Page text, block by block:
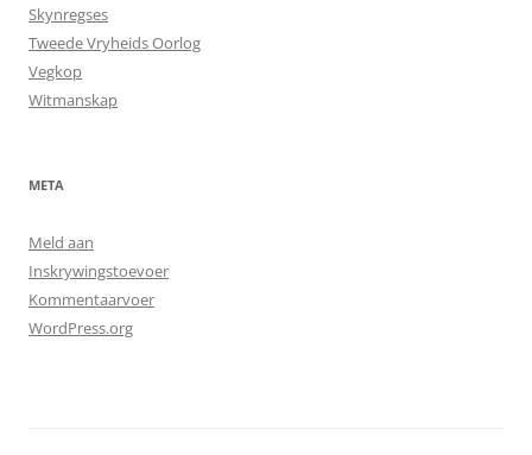
Skynregses
Tweede Vryheids Oorlog
Vegkop
Witmanskap
META
Meld aan
Inskrywingstoevoer
Kommentaarvoer
WordPress.org